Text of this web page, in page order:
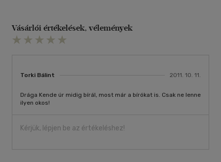
Vásárlói értékelések, vélemények
Torki Bálint 2011. 10. 11.
Drága Kende úr midig bírál, most már a bírókat is. Csak ne lenne
ilyen okos!
Kérjük, lépjen be az értékeléshez!